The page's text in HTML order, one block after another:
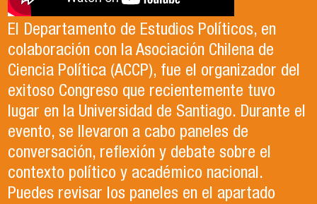
En el último episodio de Palabra FAHU,
programa desarrollado por la Facultad de
Humanidades y la Escuela de Periodismo de la
Universidad de Santiago para generar un
espacio de reflexión académica sobre temas
de la agenda actual, el Dr. Mauricio Olavarría,
Director del Departamento de Estudios
Antonia egresó de la Licenciatura en Estudios
Internacionales de la Universidad de Santiago
en el año 2023. Actualmente, trabaja en lo que
ella describe como el trabajo de sus sueños
en la Organización de las Naciones Unidas para
la Alimentación y la Agricultura (FAO).
El Departamento de Estudios Políticos, en
colaboración con la Asociación Chilena de
Ciencia Política (ACCP), fue el organizador del
exitoso Congreso que recientemente tuvo
lugar en la Universidad de Santiago. Durante el
evento, se llevaron a cabo paneles de
conversación, reflexión y debate sobre el
contexto político y académico nacional.
Puedes revisar los paneles en el apartado